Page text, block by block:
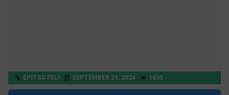
ÉPÍTSD FEL! SEPTEMBER 21, 2024 1635